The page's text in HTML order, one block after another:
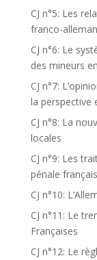
CJ n°5: Les
franco-
CJ n°6: Le
des mineurs
CJ n°7:
la perspective
CJ n°8: La
locales
CJ n°9: Les
pénale
CJ n°10:
CJ n°11: Le
Françaises
CJ n°12: Le